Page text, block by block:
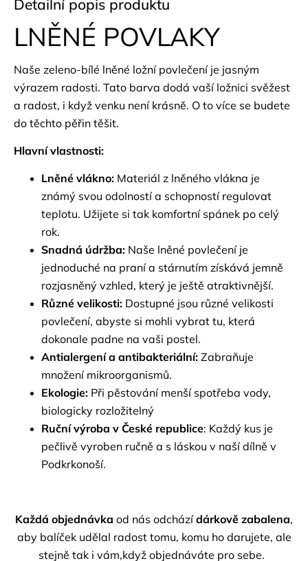
Detailní popis produktu
LNĚNÉ POVLAKY
Naše zeleno-bílé lněné ložní povlečení je jasným
výrazem radosti. Tato barva dodá vaší ložnici svěžest
a radost, i když venku není krásně. O to více se budete
do těchto pěřin těšit.
Hlavní vlastnosti:
Lněné vlákno: Materiál z lněného vlákna je
známý svou odolností a schopností regulovat
teplotu. Užijete si tak komfortní spánek po celý
rok.
Snadná údržba: Naše lněné povlečení je
jednoduché na praní a stárnutím získává jemně
rozjasněný vzhled, který je ještě atraktivnější.
Různé velikosti: Dostupné jsou různé velikosti
povlečení, abyste si mohli vybrat tu, která
dokonale padne na vaši postel.
Antialergení a antibakteriální: Zabraňuje
množení mikroorganismů.
Ekologie: Při pěstování menší spotřeba vody,
biologicky rozložitelný
Ruční výroba v České republice: Každý kus je
pečlivě vyroben ručně a s láskou v naší dílně v
Podkrkonoší.
Každá objednávka od nás odcházídárkově zabalena,
aby balíček udělal radost tomu, komu ho darujete, ale
stejně tak i vám,když objednáváte pro sebe.